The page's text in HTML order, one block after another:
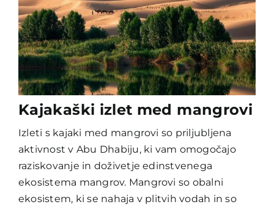
Kajakaški izlet med mangrovi
Izleti s kajaki med mangrovi so priljubljena
aktivnost v Abu Dhabiju, ki vam omogočajo
raziskovanje in doživetje edinstvenega
ekosistema mangrov. Mangrovi so obalni
ekosistem, ki se nahaja v plitvih vodah in so